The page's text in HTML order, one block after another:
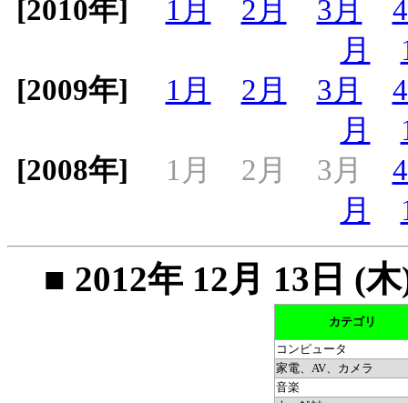
[2010年]
1月 2月 3月
月
[2009年]
1月 2月 3月
月
[2008年]
1月 2月 3月
月
■ 2012年 12月 13日 (
カテゴリ
コンピュータ
家電、AV、カメラ
音楽